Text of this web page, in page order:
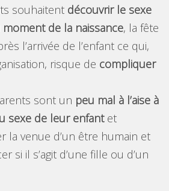
souhaitent découvrir le sexe
de la naissance, la fête
l’arrivée de l’enfant ce qui,
risque de compliquer
sont un peu mal à l’aise à
sexe de leur enfantet
la venue d’un être humain et
si il s’agit d’une fille ou d’un